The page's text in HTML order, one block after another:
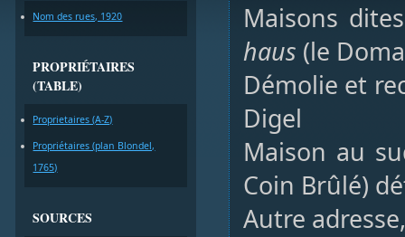
Nom des rues, 1920
PROPRIÉTAIRES
(TABLE)
Proprietaires (A-Z)
Propriétaires (plan Blondel,
1765)
SOURCES
Maisons
haus (le
Démolie et
Digel
Maison au
Coin Brûlé)
Autre